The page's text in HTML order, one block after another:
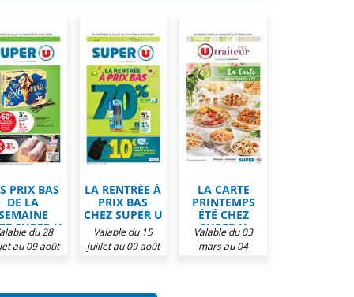
PRIX BAS
DE LA
SUPER U
du 28
au 09 août
LA RENTRÉE À
PRIX BAS
CHEZ SUPER U
Valable du 15
juillet au 09 août
LA CARTE
PRINTEMPS
ÉTÉ CHEZ
SUPER U
Valable du 03
mars au 04